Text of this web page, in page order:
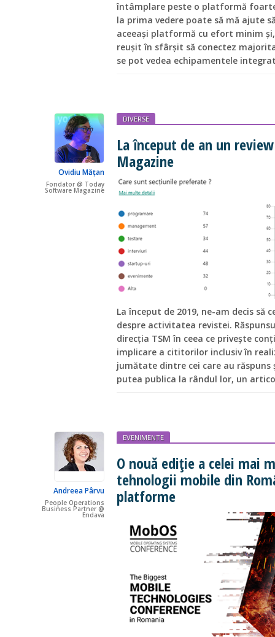
întâmplare peste o platformă
la prima vedere poate să mă ajute
aceeași platformă cu efort minim
reușit în sfârșit să conectez
se pot vedea echipamentele
Ovidiu Mățan
Fondator @ Today
Software Magazine
DIVERSE
La început de an un
Magazine
La început de 2019, ne-am decis
despre activitatea revistei.
direcția TSM în ceea ce privește
implicare a cititorilor inclusiv în
jumătate dintre cei care au
putea publica la rândul lor, un
Andreea Pârvu
People Operations
Business Partner @
Endava
EVENIMENTE
O nouă ediție a celei mai
tehnologii mobile din
platforme